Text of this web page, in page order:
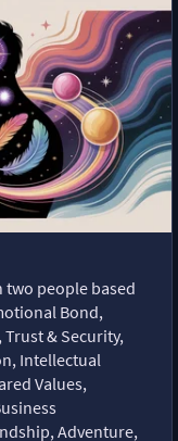
people based
Bond,
& Security,
Intellectual
Values,
Adventure,